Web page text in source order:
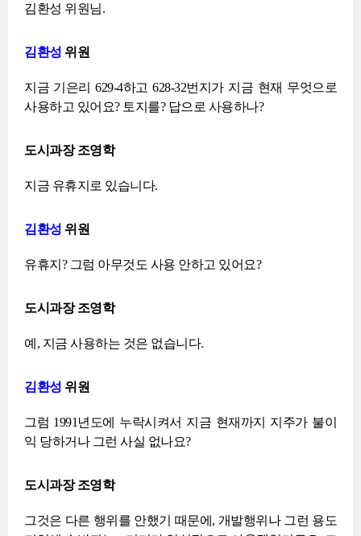
김환성 위원님.
김환성 위원
지금 기은리 629-4하고 628-32번지가 지금 현재 무엇으로
사용하고 있어요? 토지를? 답으로 사용하나?
도시과장 조영학
지금 유휴지로 있습니다.
김환성 위원
유휴지? 그럼 아무것도 사용 안하고 있어요?
도시과장 조영학
예, 지금 사용하는 것은 없습니다.
김환성 위원
그럼 1991년도에 누락시켜서 지금 현재까지 지주가 불이
익 당하거나 그런 사실 없나요?
도시과장 조영학
그것은 다른 행위를 안했기 때문에, 개발행위나 그런 용도